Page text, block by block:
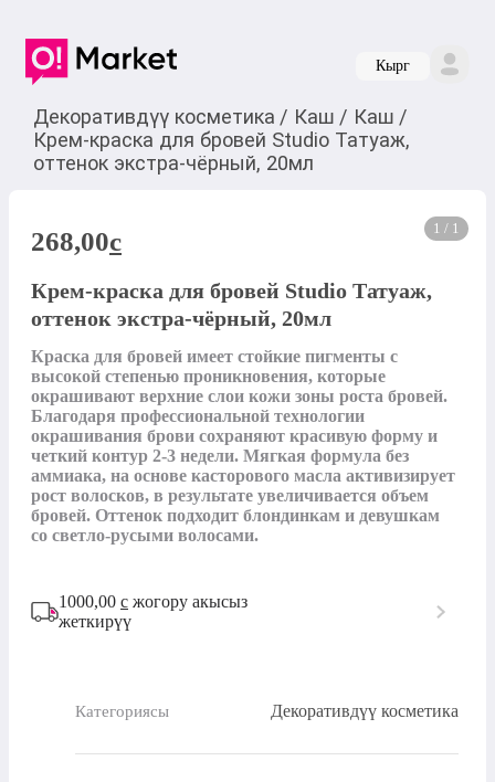
Кырг
Декоративдүү косметика / Каш / Каш /
Крем-краска для бровей Studio Татуаж,
оттенок экстра-чёрный, 20мл
1 / 1
268,00c
Крем-краска для бровей Studio Татуаж,
оттенок экстра-чёрный, 20мл
Краска для бровей имеет стойкие пигменты с
высокой степенью проникновения, которые
окрашивают верхние слои кожи зоны роста бровей.
Благодаря профессиональной технологии
окрашивания брови сохраняют красивую форму и
четкий контур 2-3 недели. Мягкая формула без
аммиака, на основе касторового масла активизирует
рост волосков, в результате увеличивается объем
бровей. Оттенок подходит блондинкам и девушкам
со светло-русыми волосами.
1000,00 с жогору акысыз
жеткирүү
Категориясы Декоративдүү косметика